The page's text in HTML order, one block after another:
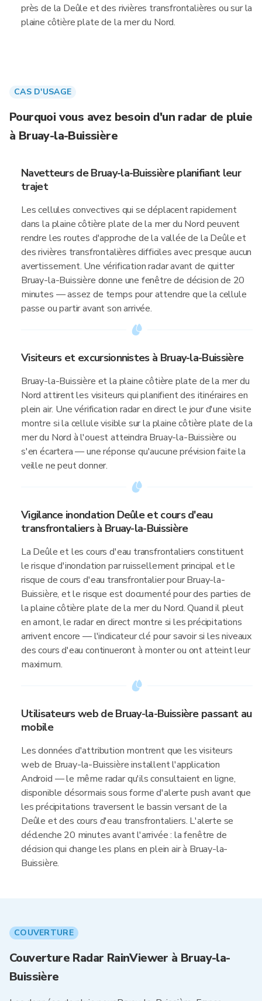
près de la Deûle et des rivières transfrontalières ou sur la
plaine côtière plate de la mer du Nord.
CAS D'USAGE
Pourquoi vous avez besoin d'un radar de pluie
à Bruay-la-Buissière
Navetteurs de Bruay-la-Buissière planifiant leur
trajet
Les cellules convectives qui se déplacent rapidement
dans la plaine côtière plate de la mer du Nord peuvent
rendre les routes d'approche de la vallée de la Deûle et
des rivières transfrontalières difficiles avec presque aucun
avertissement. Une vérification radar avant de quitter
Bruay-la-Buissière donne une fenêtre de décision de 20
minutes — assez de temps pour attendre que la cellule
passe ou partir avant son arrivée.
Visiteurs et excursionnistes à Bruay-la-Buissière
Bruay-la-Buissière et la plaine côtière plate de la mer du
Nord attirent les visiteurs qui planifient des itinéraires en
plein air. Une vérification radar en direct le jour d'une visite
montre si la cellule visible sur la plaine côtière plate de la
mer du Nord à l'ouest atteindra Bruay-la-Buissière ou
s'en écartera — une réponse qu'aucune prévision faite la
veille ne peut donner.
Vigilance inondation Deûle et cours d'eau
transfrontaliers à Bruay-la-Buissière
La Deûle et les cours d'eau transfrontaliers constituent
le risque d'inondation par ruissellement principal et le
risque de cours d'eau transfrontalier pour Bruay-la-
Buissière, et le risque est documenté pour des parties de
la plaine côtière plate de la mer du Nord. Quand il pleut
en amont, le radar en direct montre si les précipitations
arrivent encore — l'indicateur clé pour savoir si les niveaux
des cours d'eau continueront à monter ou ont atteint leur
maximum.
Utilisateurs web de Bruay-la-Buissière passant au
mobile
Les données d'attribution montrent que les visiteurs
web de Bruay-la-Buissière installent l'application
Android — le même radar qu'ils consultaient en ligne,
disponible désormais sous forme d'alerte push avant que
les précipitations traversent le bassin versant de la
Deûle et des cours d'eau transfrontaliers. L'alerte se
déclenche 20 minutes avant l'arrivée : la fenêtre de
décision qui change les plans en plein air à Bruay-la-
Buissière.
COUVERTURE
Couverture Radar RainViewer à Bruay-la-
Buissière